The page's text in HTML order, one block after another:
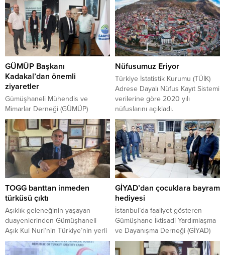
GÜMÜP Başkanı
Kadakal’dan önemli
ziyaretler
Gümüşhaneli Mühendis ve
Mimarlar Derneği (GÜMÜP)
Başkanı Yasin Kadakal,
hemşehrileri olan Sarıyer ve
Kartal Belediye Başkan
Yardımcıları ile Gümüşhaneli
Sanayici ve İş Adamları Derneği
(GÜSİAD) Genel Başkanı Dr.
Yüksel Yalçın’ı ziyaret etti. Hem
dernek faaliyetleri hakkında
bilgilendirmelerde hem de
karşılıklı görüş alışverişinde
bulunulan ziyaretler kapsamında
Sarıyer Belediye Başkan
Yardımcısı Nizamettin...
Nüfusumuz Eriyor
Türkiye İstatistik Kurumu (TÜİK)
Adrese Dayalı Nüfus Kayıt Sistemi
verilerine göre 2020 yılı
nüfuslarını açıkladı.
Gümüşhane’nin nüfusu bir önceki
yıla göre yüzde 14 oranında
azalarak 141 bin 702 oldu.
TOGG banttan inmeden
türküsü çıktı
Aşıklık geleneğinin yaşayan
duayenlerinden Gümüşhaneli
Aşık Kul Nuri’nin Türkiye’nin yerli
otomobili TOGG için yazdığı türkü
sosyal medyada büyük beğeni
GİYAD’dan çocuklara bayram
hediyesi
İstanbul’da faaliyet gösteren
Gümüşhane İktisadi Yardımlaşma
ve Dayanışma Derneği (GİYAD)
Ramazan Bayram’ında çocuklara
yazlık spor ayakkabı dağıtımı